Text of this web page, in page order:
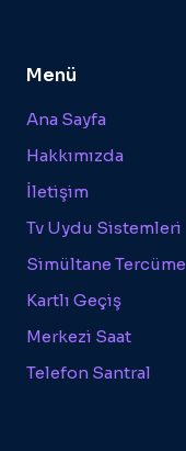
Menü
Ana Sayfa
Hakkımızda
İletişim
Tv Uydu Sistemleri
Simültane Tercüme
Kartlı Geçiş
Merkezi Saat
Telefon Santral